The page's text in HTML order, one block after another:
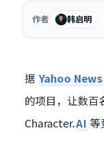
作者 韩启明
据 Yahoo News
的项目，让数百
Character.AI 等